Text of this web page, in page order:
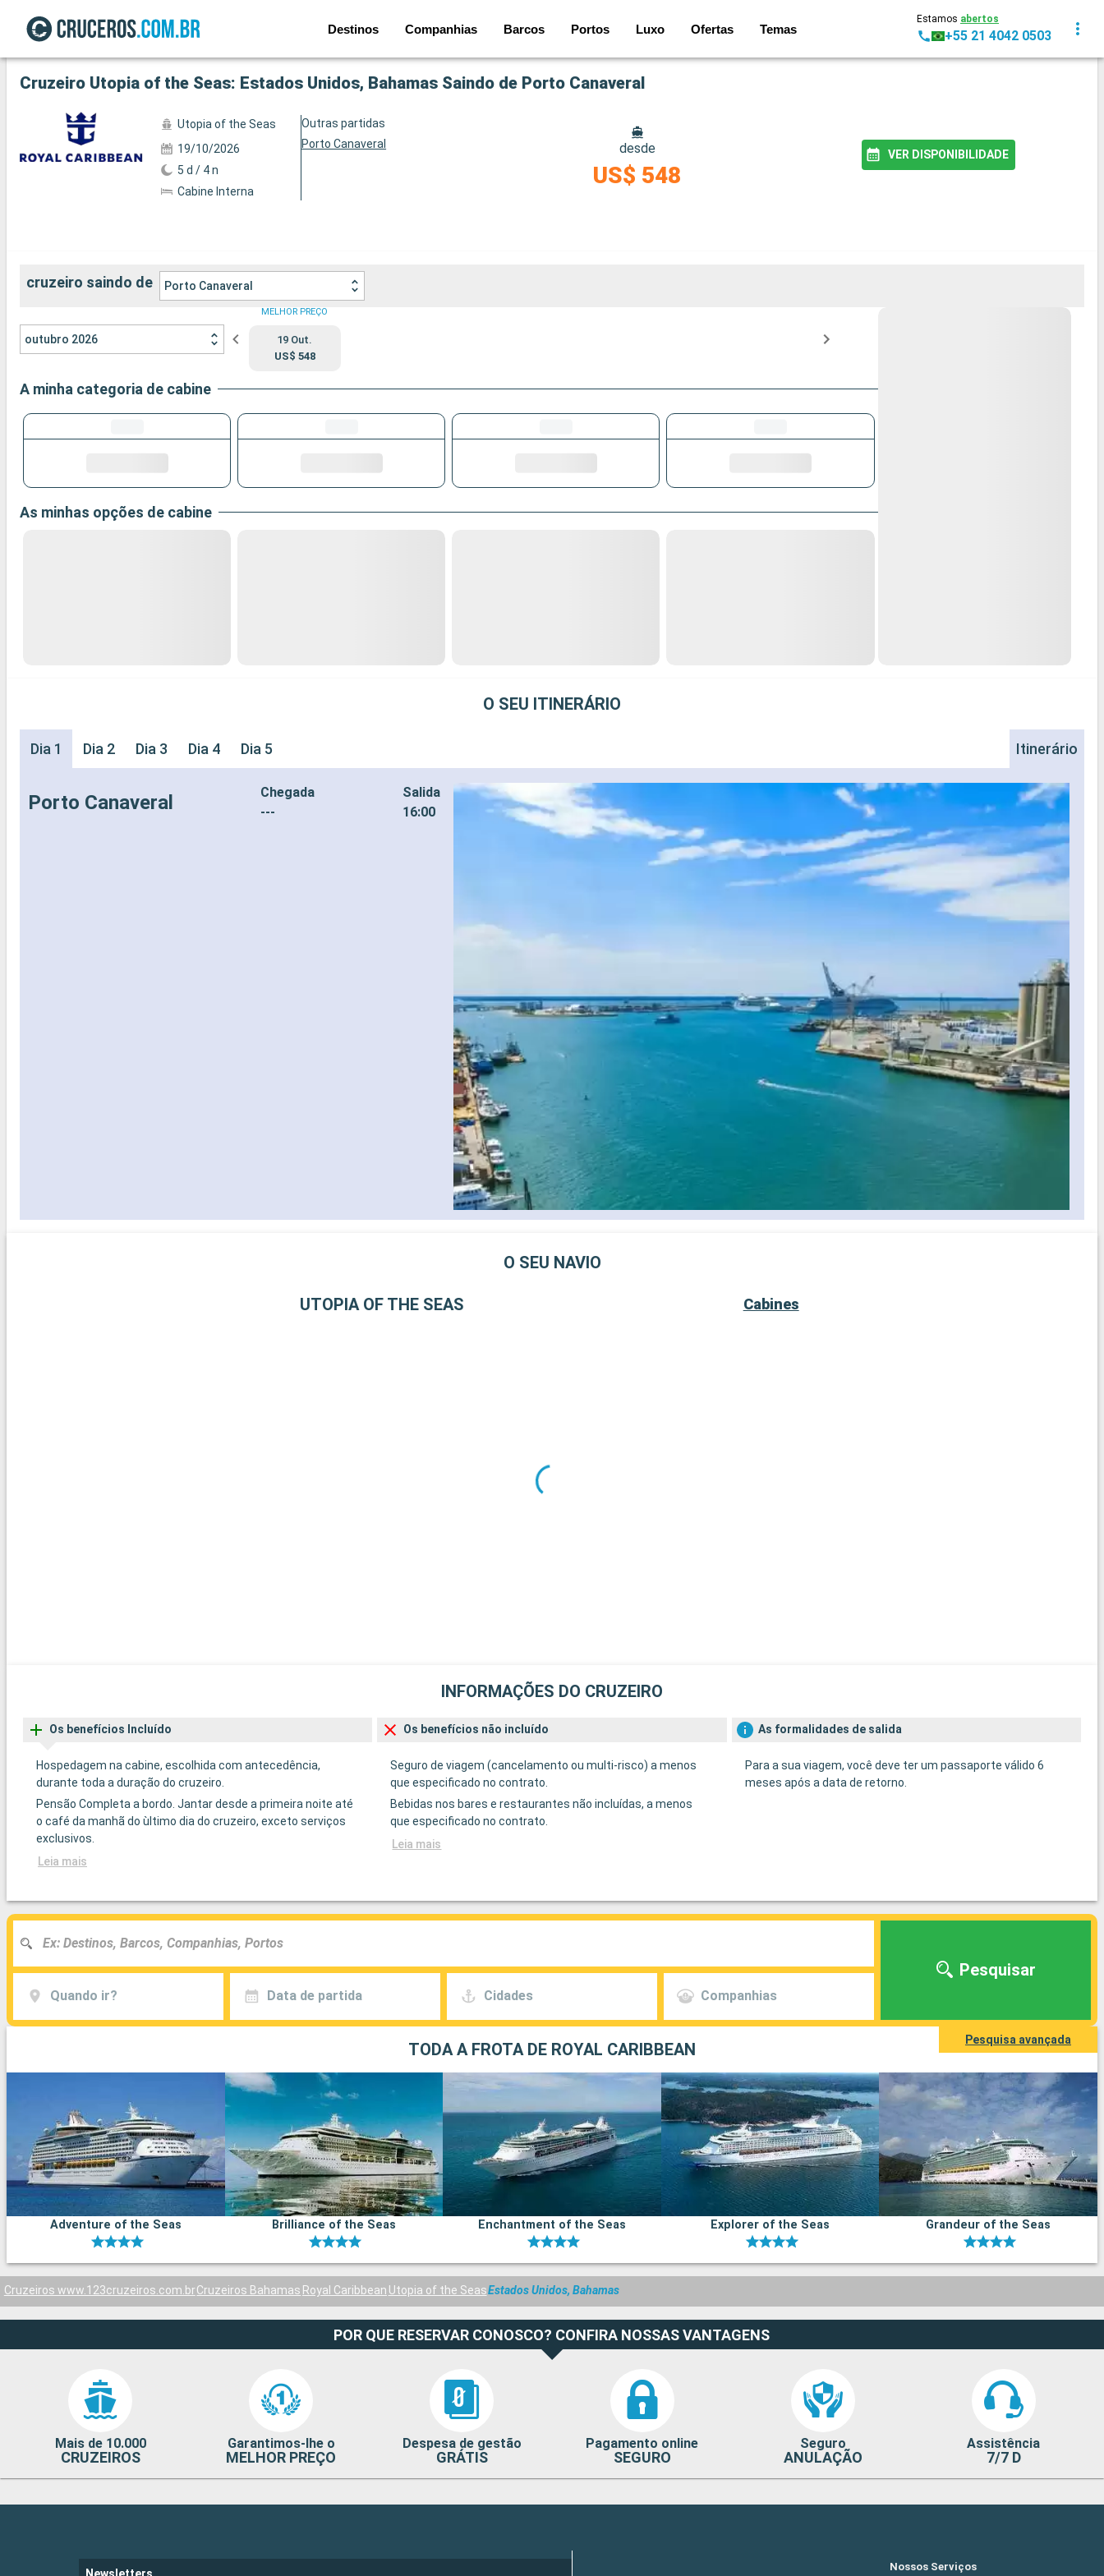
Destinos Companhias Barcos Portos Luxo Ofertas Temas
Estamos abertos
+55 21 4042 0503
Ver a 66 fotos
Cruzeiro Utopia of the Seas: Estados Unidos, Bahamas Saindo de Porto Canaveral
Utopia of the Seas
19/10/2026
5 d / 4 n
Cabine Interna
Outras partidas
Porto Canaveral
desde
US$ 548
VER DISPONIBILIDADE
cruzeiro saindo de Porto Canaveral
outubro 2026
MELHOR PREÇO
19 Out.
US$ 548
A minha categoria de cabine
As minhas opções de cabine
O SEU ITINERÁRIO
Dia 1 Dia 2 Dia 3 Dia 4 Dia 5 Itinerário
Porto Canaveral
Chegada
---
Salida
16:00
O SEU NAVIO
UTOPIA OF THE SEAS Cabines
INFORMAÇÕES DO CRUZEIRO
Os benefícios Incluído
Hospedagem na cabine, escolhida com antecedência,
durante toda a duração do cruzeiro.
Pensão Completa a bordo. Jantar desde a primeira noite até
o café da manhã do ùltimo dia do cruzeiro, exceto serviços
exclusivos.
Leia mais
Os benefícios não incluído
Seguro de viagem (cancelamento ou multi-risco) a menos
que especificado no contrato.
Bebidas nos bares e restaurantes não incluídas, a menos
que especificado no contrato.
Leia mais
As formalidades de salida
Para a sua viagem, você deve ter um passaporte válido 6
meses após a data de retorno.
Quando ir? Data de partida Cidades Companhias
Pesquisar
Pesquisa avançada
TODA A FROTA DE ROYAL CARIBBEAN
Adventure of the Seas Brilliance of the Seas Enchantment of the Seas Explorer of the Seas Grandeur of the Seas
Cruzeiros www.123cruzeiros.com.brCruzeiros Bahamas Royal Caribbean Utopia of the SeasEstados Unidos, Bahamas
POR QUE RESERVAR CONOSCO? CONFIRA NOSSAS VANTAGENS
Mais de 10.000
CRUZEIROS
Garantimos-lhe o
MELHOR PREÇO
Despesa de gestão
GRÁTIS
Pagamento online
SEGURO
Seguro
ANULAÇÃO
Assistência
7/7 D
Nossos Serviços